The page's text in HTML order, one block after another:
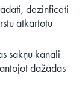
dezinficēti
atkārtotu
sakņu kanāli
dažādas